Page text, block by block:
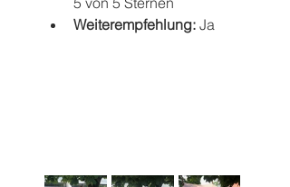
Weiterempfehlung: Ja